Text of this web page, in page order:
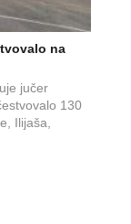
na
jučer
130
Ilijaša,